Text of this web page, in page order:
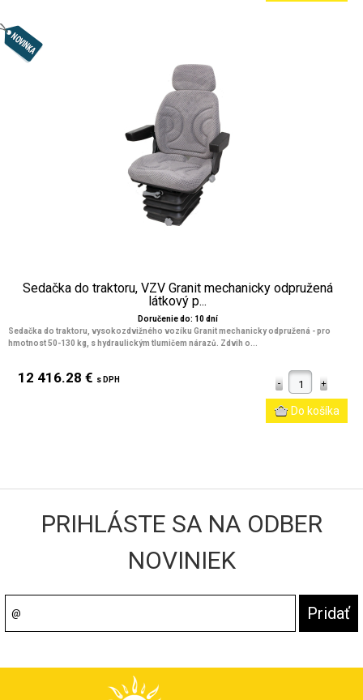
Sedačka do traktoru, VZV Granit mechanicky odpružená
látkový p...
Doručenie do: 10 dní
Sedačka do traktoru, vysokozdvižného vozíku Granit mechanicky odpružená - pro
hmotnost 50-130 kg, s hydraulickým tlumičem nárazů. Zdvih o...
12 416.28 € s DPH
PRIHLÁSTE SA NA ODBER
NOVINIEK